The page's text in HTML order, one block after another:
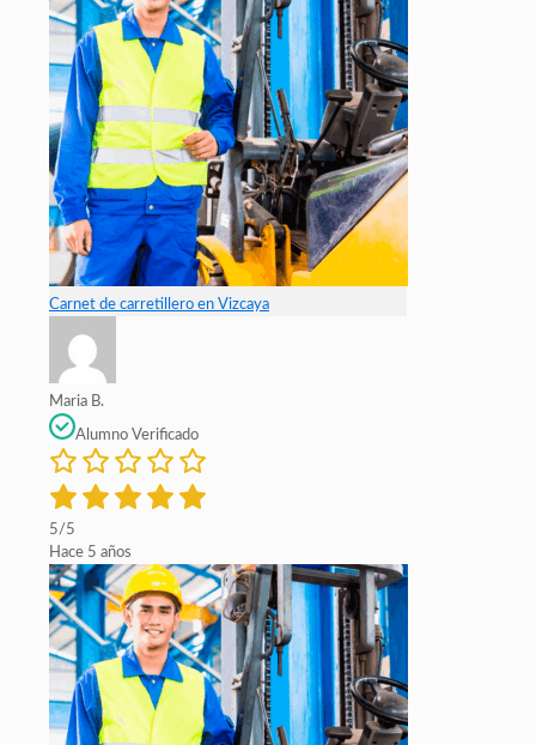
Carnet de carretillero en Vizcaya
Maria B.
Alumno Verificado
5/5
Hace 5 años